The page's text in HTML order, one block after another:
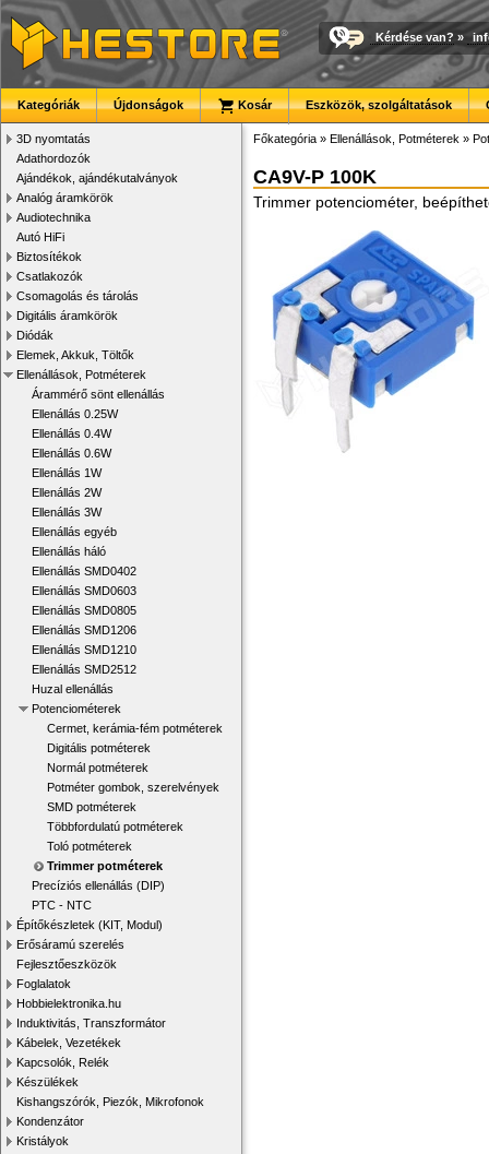
Kérdése van? »
Kategóriák Újdonságok Kosár Eszközök, szolgáltatások
3D nyomtatás
Adathordozók
Ajándékok, ajándékutalványok
Analóg áramkörök
Audiotechnika
Autó HiFi
Biztosítékok
Csatlakozók
Csomagolás és tárolás
Digitális áramkörök
Diódák
Elemek, Akkuk, Töltők
Ellenállások, Potméterek
Árammérő sönt ellenállás
Ellenállás 0.25W
Ellenállás 0.4W
Ellenállás 0.6W
Ellenállás 1W
Ellenállás 2W
Ellenállás 3W
Ellenállás egyéb
Ellenállás háló
Ellenállás SMD0402
Ellenállás SMD0603
Ellenállás SMD0805
Ellenállás SMD1206
Ellenállás SMD1210
Ellenállás SMD2512
Huzal ellenállás
Potenciométerek
Cermet, kerámia-fém potméterek
Digitális potméterek
Normál potméterek
Potméter gombok, szerelvények
SMD potméterek
Többfordulatú potméterek
Toló potméterek
Trimmer potméterek
Precíziós ellenállás (DIP)
PTC - NTC
Építőkészletek (KIT, Modul)
Erősáramú szerelés
Fejlesztőeszközök
Foglalatok
Hobbielektronika.hu
Induktivitás, Transzformátor
Kábelek, Vezetékek
Kapcsolók, Relék
Készülékek
Kishangszórók, Piezók, Mikrofonok
Kondenzátor
Kristályok
Főkategória » Ellenállások, Potméterek »
CA9V-P 100K
Trimmer potenciométer,